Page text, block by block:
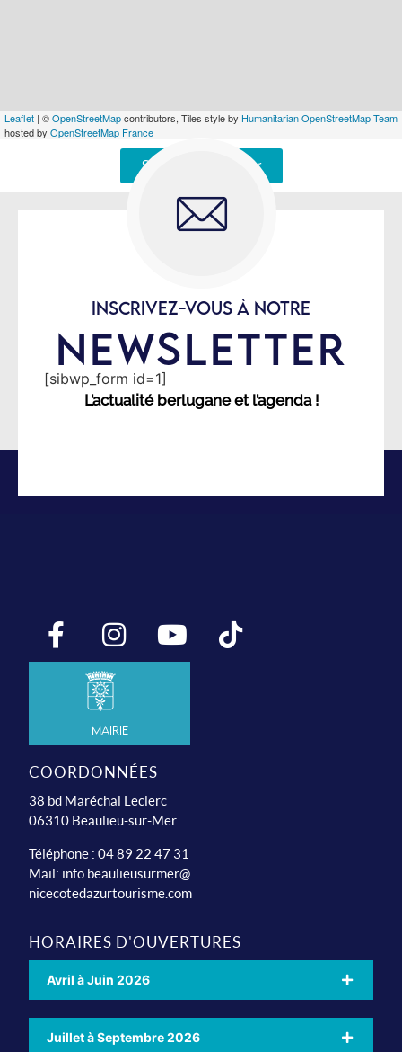
Leaflet | ©OpenStreetMapcontributors, Tiles style by Humanitarian OpenStreetMap Team
hosted by OpenStreetMap France
Signaler une erreur
INSCRIVEZ-VOUS À NOTRE
NEWSLETTER
[sibwp_form id=1]
L’actualité berlugane et l’agenda !
Mairie
COORDONNÉES
38 bd Maréchal Leclerc
06310 Beaulieu-sur-Mer
Téléphone : 04 89 22 47 31
Mail: info.beaulieusurmer@
nicecotedazurtourisme.com
HORAIRES D'OUVERTURES
Avril à Juin 2026
Juillet à Septembre 2026